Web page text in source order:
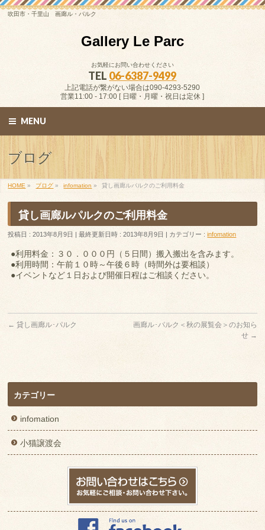
吹田市・千里山 画廊ル・パルク
Gallery Le Parc
お気軽にお問い合わせください
TEL 06-6387-9499
上記電話が繋がない場合は090-4293-5290
営業11:00 - 17:00 [ 日曜・月曜・祝日は定休 ]
MENU
ブログ
HOME » ブログ » infomation » 貸し画廊ルパルクのご利用料金
貸し画廊ルパルクのご利用料金
投稿日 : 2013年8月9日 最終更新日時 : 2013年8月9日 カテゴリー :infomation
●利用料金：３０．０００円（５日間）搬入搬出を含みます。
●利用時間：午前１０時～午後６時（時間外は要相談）
●イベントなど１日および開催日程はご相談ください。
← 貸し画廊ル･パルク
画廊ル･パルク＜秋の展覧会＞のお知ら
せ →
カテゴリー
infomation
小猫譲渡会